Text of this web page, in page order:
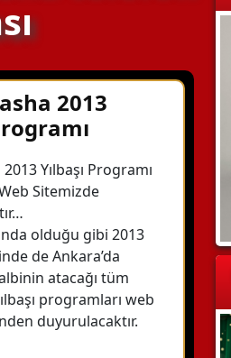
2013
Yılbaşı Programı
Sitemizde
olduğu gibi 2013
de Ankara’da
atacağı tüm
programları web
duyurulacaktır.